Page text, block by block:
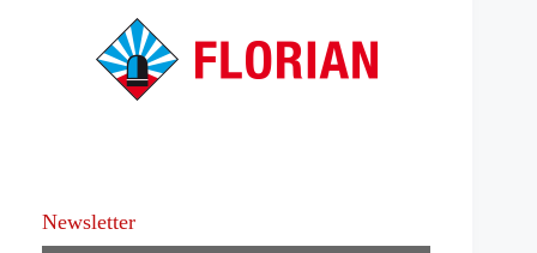
Newsletter